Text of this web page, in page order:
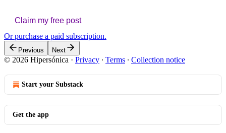
Claim my free post
Or purchase a paid subscription.
Previous Next
© 2026 Hipersónica · Privacy ∙ Terms ∙ Collection notice
Start your Substack
Get the app